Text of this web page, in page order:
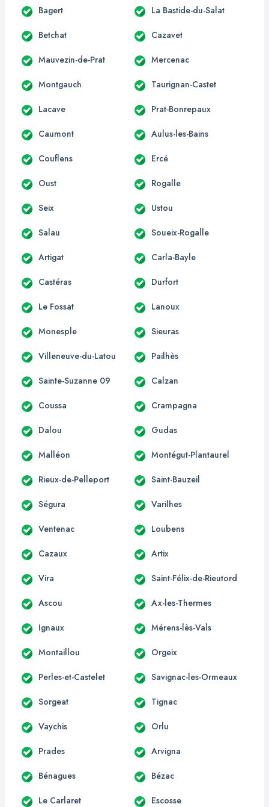
Bagert La Bastide-du-Salat
Betchat Cazavet
Mauvezin-de-Prat Mercenac
Montgauch Taurignan-Castet
Lacave Prat-Bonrepaux
Caumont Aulus-les-Bains
Couflens Ercé
Oust Rogalle
Seix Ustou
Salau Soueix-Rogalle
Artigat Carla-Bayle
Castéras Durfort
Le Fossat Lanoux
Monesple Sieuras
Villeneuve-du-Latou Pailhès
Sainte-Suzanne 09 Calzan
Coussa Crampagna
Dalou Gudas
Malléon Montégut-Plantaurel
Rieux-de-Pelleport Saint-Bauzeil
Ségura Varilhes
Ventenac Loubens
Cazaux Artix
Vira Saint-Félix-de-Rieutord
Ascou Ax-les-Thermes
Ignaux Mérens-lès-Vals
Montaillou Orgeix
Perles-et-Castelet Savignac-les-Ormeaux
Sorgeat Tignac
Vaychis Orlu
Prades Arvigna
Bénagues Bézac
Le Carlaret Escosse